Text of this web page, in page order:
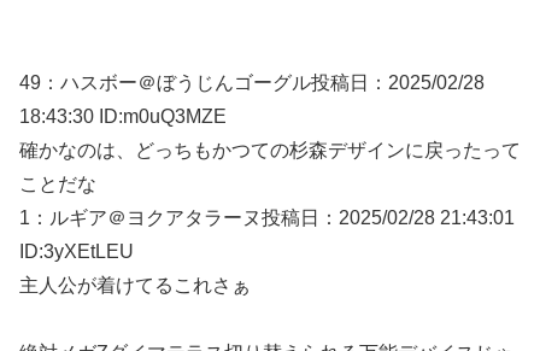
49： ハスボー＠ぼうじんゴーグル投稿日：2025/02/28
18:43:30 ID:m0uQ3MZE
確かなのは、どっちもかつての杉森デザインに戻ったって
ことだな
1： ルギア＠ヨクアタラーヌ投稿日：2025/02/28 21:43:01
ID:3yXEtLEU
主人公が着けてるこれさぁ